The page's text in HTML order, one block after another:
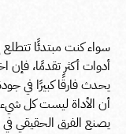
سواء كنت مبتدئًا
أدوات أكثر تقدمًا، فإن
يحدث فارقًا كبيرًا في
أن الأداة ليست كل
يصنع الفرق الحقيقي